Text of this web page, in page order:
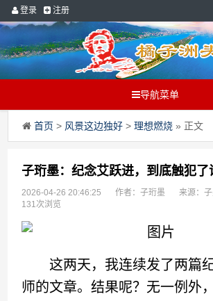
登录 注册
导航菜单
首页 > 风景这边独好 >理想燃烧 » 正文
子珩墨：纪念艾跃进，到底触犯了
2026-04-26 20:46:25 作者：子珩墨
来源：
131次浏览
这两天，我连续发了两篇
师的文章。结果呢？无一例外